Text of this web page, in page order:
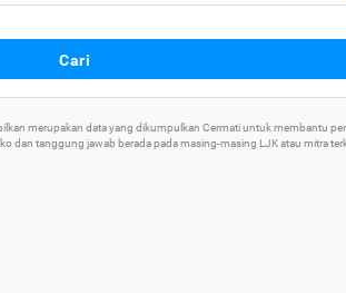
Cari
merupakan data yang dikumpulkan Cermati untuk membantu
dan tanggung jawab berada pada masing-masing LJK atau mitra